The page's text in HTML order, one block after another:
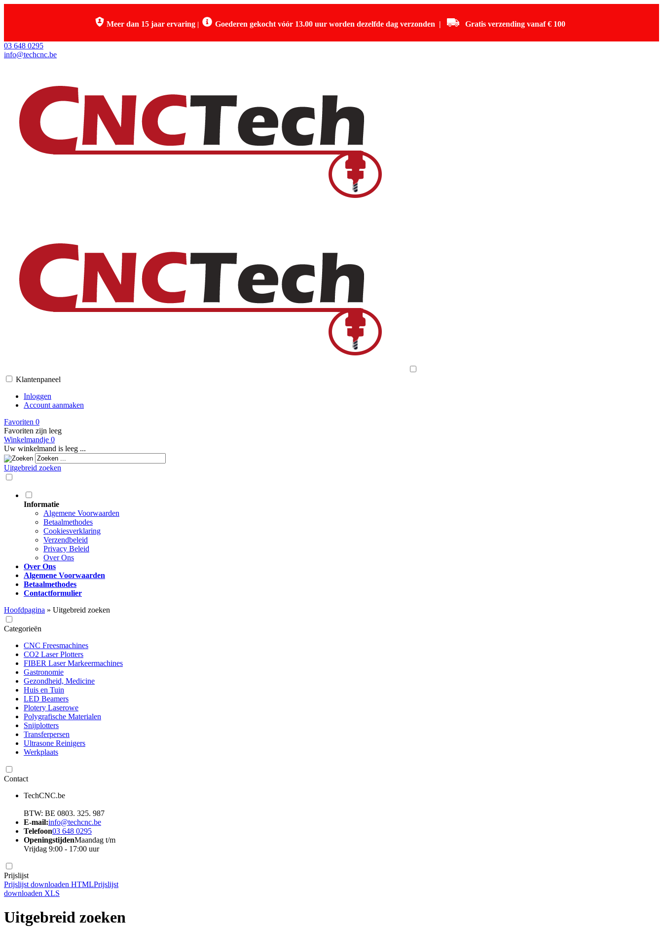
Meer dan 15 jaar ervaring Goederen gekocht vóór 13.00 uur worden dezelfde dag verzonden | Gratis verzending vanaf € 100
03 648 0295
info@techcnc.be
Klantenpaneel
Inloggen
Account aanmaken
Favoriten 0
Favoriten zijn leeg
Winkelmandje 0
Uw winkelmand is leeg ...
Uitgebreid zoeken
Informatie
Algemene Voorwaarden
Betaalmethodes
Cookiesverklaring
Verzendbeleid
Privacy Beleid
Over Ons
Over Ons
Algemene Voorwaarden
Betaalmethodes
Contactformulier
Hoofdpagina » Uitgebreid zoeken
Categorieën
CNC Freesmachines
CO2 Laser Plotters
FIBER Laser Markeermachines
Gastronomie
Gezondheid, Medicine
Huis en Tuin
LED Beamers
Plotery Laserowe
Polygrafische Materialen
Snijplotters
Transferpersen
Ultrasone Reinigers
Werkplaats
Contact
TechCNC.be
BTW: BE 0803. 325. 987
E-mail:info@techcnc.be
Telefoon03 648 0295
OpeningstijdenMaandag t/m
Vrijdag 9:00 - 17:00 uur
Prijslijst
Prijslijst downloaden HTMLPrijslijst
downloaden XLS
Uitgebreid zoeken